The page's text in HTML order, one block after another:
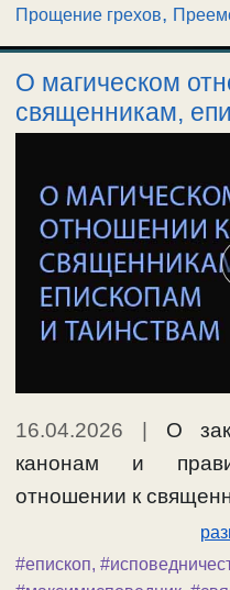
Прощение грехов,
О магическом
священникам,
16.04.2026 | О
канонам и
отношении к
#епископ,